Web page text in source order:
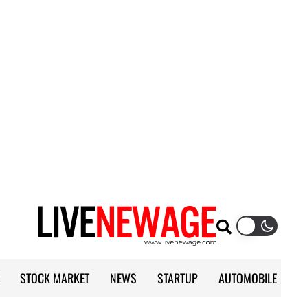
STOCK MARKET NEWS STARTUP AUTOMOBILE